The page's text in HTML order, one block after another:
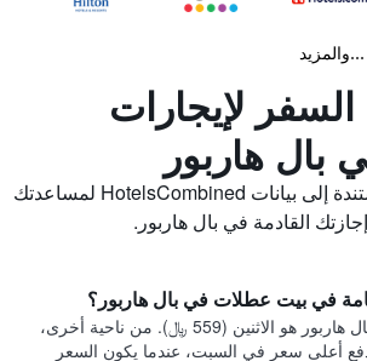
...والمزيد
لإيجارات
بال هاربور
استخدم نصائحنا المستندة إلى بيانات HotelsCombined لمساعدتك
القادمة في بال هاربور.
في بيت عطلات في بال هاربور؟
أرخص يوم للإقامة في بال هاربور هو الاثنين (559 ﷼). من ناحية أخرى،
أعلى سعر في السبت، عندما يكون السعر